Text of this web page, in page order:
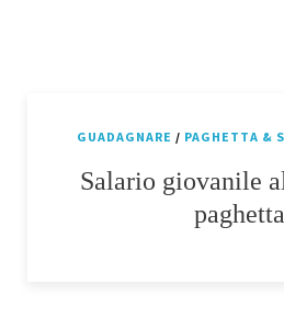
GUADAGNARE / PAGHETTA &
Salario giovanile